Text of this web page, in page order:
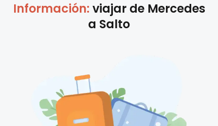
Información: viajar de Mercedes
a Salto